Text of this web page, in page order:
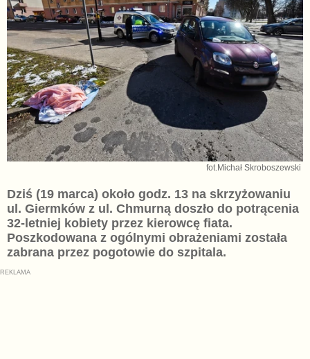
fot.Michał Skroboszewski
Dziś (19 marca) około godz. 13 na skrzyżowaniu
ul. Giermków z ul. Chmurną doszło do potrącenia
32-letniej kobiety przez kierowcę fiata.
Poszkodowana z ogólnymi obrażeniami została
zabrana przez pogotowie do szpitala.